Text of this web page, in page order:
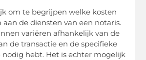
om te begrijpen welke kosten
aan de diensten van een notaris.
variëren afhankelijk van de
de transactie en de specifieke
nodig hebt. Het is echter mogelijk